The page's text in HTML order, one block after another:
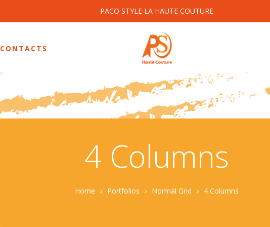
PACO STYLE LA HAUTE COUTURE
CONTACTS
4 Columns
Home Portfolios Normal Grid 4 Columns